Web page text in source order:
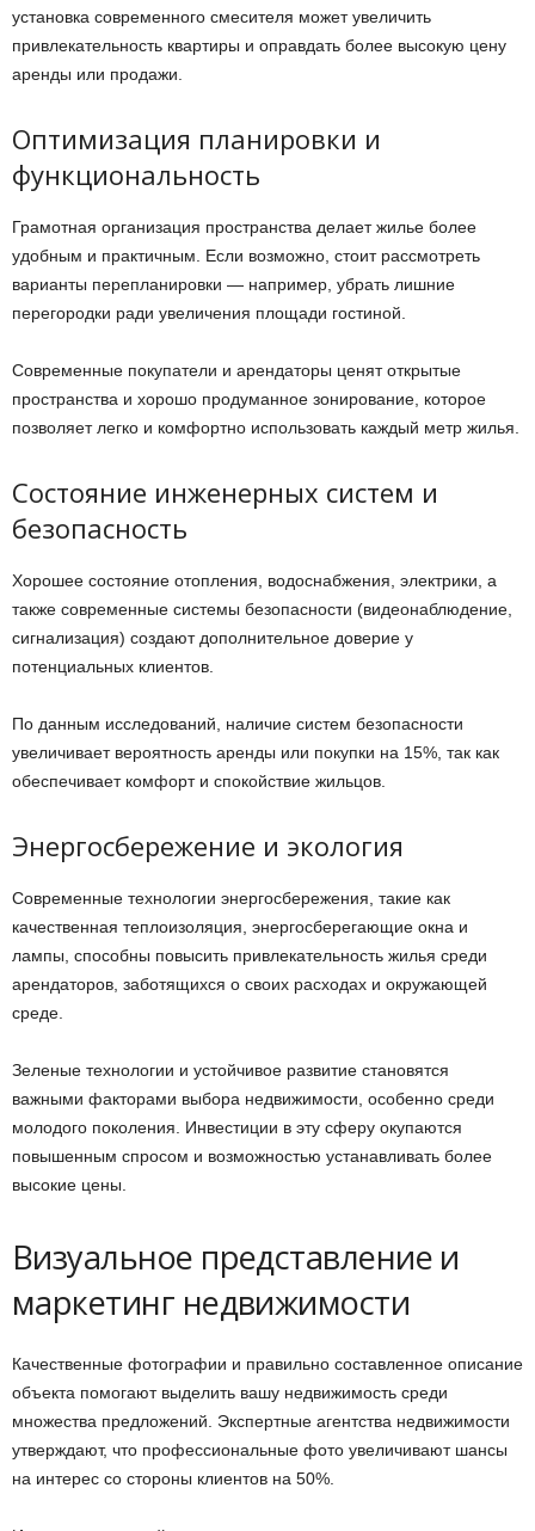
установка современного смесителя может увеличить
привлекательность квартиры и оправдать более высокую цену
аренды или продажи.
Оптимизация планировки и
функциональность
Грамотная организация пространства делает жилье более
удобным и практичным. Если возможно, стоит рассмотреть
варианты перепланировки — например, убрать лишние
перегородки ради увеличения площади гостиной.
Современные покупатели и арендаторы ценят открытые
пространства и хорошо продуманное зонирование, которое
позволяет легко и комфортно использовать каждый метр жилья.
Состояние инженерных систем и
безопасность
Хорошее состояние отопления, водоснабжения, электрики, а
также современные системы безопасности (видеонаблюдение,
сигнализация) создают дополнительное доверие у
потенциальных клиентов.
По данным исследований, наличие систем безопасности
увеличивает вероятность аренды или покупки на 15%, так как
обеспечивает комфорт и спокойствие жильцов.
Энергосбережение и экология
Современные технологии энергосбережения, такие как
качественная теплоизоляция, энергосберегающие окна и
лампы, способны повысить привлекательность жилья среди
арендаторов, заботящихся о своих расходах и окружающей
среде.
Зеленые технологии и устойчивое развитие становятся
важными факторами выбора недвижимости, особенно среди
молодого поколения. Инвестиции в эту сферу окупаются
повышенным спросом и возможностью устанавливать более
высокие цены.
Визуальное представление и
маркетинг недвижимости
Качественные фотографии и правильно составленное описание
объекта помогают выделить вашу недвижимость среди
множества предложений. Экспертные агентства недвижимости
утверждают, что профессиональные фото увеличивают шансы
на интерес со стороны клиентов на 50%.